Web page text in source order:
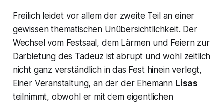
Freilich leidet vor allem der zweite Teil an einer
gewissen thematischen Unübersichtlichkeit. Der
Wechsel vom Festsaal, dem Lärmen und Feiern zur
Darbietung des Tadeuz ist abrupt und wohl zeitlich
nicht ganz verständlich in das Fest hinein verlegt,
Einer Veranstaltung, an der der Ehemann Lisas
teilnimmt, obwohl er mit dem eigentlichen